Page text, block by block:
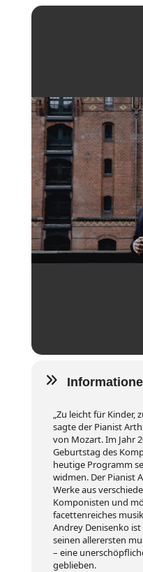
„Zu leicht für Kinder,
sagte der Pianist
von Mozart. Im Jahr
Geburtstag des
heutige Programm
widmen. Der Pianist
Werke aus
Komponisten und
facettenreiches
Andrey Denisenko
seinen allerersten
– eine
geblieben.